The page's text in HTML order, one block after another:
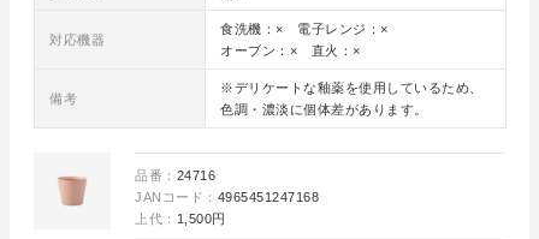
対応機器
食洗機：× 電子レンジ：×
オーブン：× 直火：×
備考
※デリケートな釉薬を使用しているため、
色調・濃淡に個体差があります。
品番： 24716
JANコード： 4965451247168
上代： 1,500円